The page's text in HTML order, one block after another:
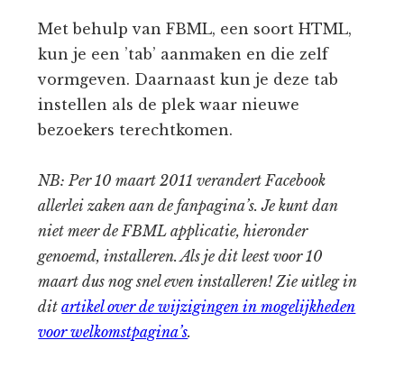
Met behulp van FBML, een soort HTML,
kun je een ’tab’ aanmaken en die zelf
vormgeven. Daarnaast kun je deze tab
instellen als de plek waar nieuwe
bezoekers terechtkomen.
NB: Per 10 maart 2011 verandert Facebook
allerlei zaken aan de fanpagina’s. Je kunt dan
niet meer de FBML applicatie, hieronder
genoemd, installeren. Als je dit leest voor 10
maart dus nog snel even installeren! Zie uitleg in
ditartikel over de wijzigingen in mogelijkheden
voor welkomstpagina’s.